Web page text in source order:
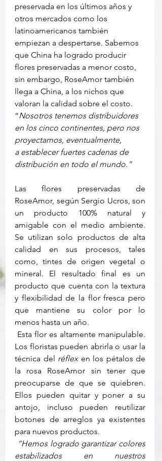
preservada en los últimos años y
otros mercados como los
latinoamericanos también
empiezan a despertarse. Sabemos
que China ha logrado producir
flores preservadas a menor costo,
sin embargo, RoseAmor también
llega a China, a los nichos que
valoran la calidad sobre el costo.
“Nosotros tenemos distribuidores
en los cinco continentes, pero nos
proyectamos, eventualmente,
a establecer fuertes cadenas de
distribución en todo el mundo.”
Las flores preservadas de
RoseAmor, según Sergio Ucros, son
un producto 100% natural y
amigable con el medio ambiente.
Se utilizan solo productos de alta
calidad en sus procesos, tales
como, tintes de origen vegetal o
mineral. El resultado final es un
producto que cuenta con la textura
y flexibilidad de la flor fresca pero
que mantiene su color por lo
menos hasta un año.
Esta flor es altamente manipulable.
Los floristas pueden abrirla o usar la
técnica del réflex en los pétalos de
la rosa RoseAmor sin tener que
preocuparse de que se quiebren.
Ellos pueden quitar y poner a su
antojo, incluso pueden reutilizar
botones de arreglos ya existentes
para nuevos productos.
“Hemos logrado garantizar colores
estabilizados en nuestros